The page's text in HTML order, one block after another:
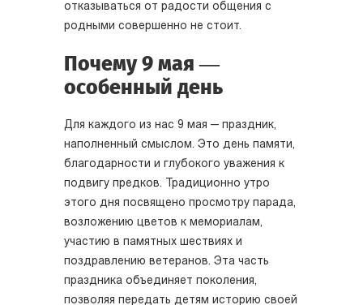
отказываться от радости общения с
родными совершенно не стоит.
Почему 9 мая —
особенный день
Для каждого из нас 9 мая — праздник,
наполненный смыслом. Это день памяти,
благодарности и глубокого уважения к
подвигу предков. Традиционно утро
этого дня посвящено просмотру парада,
возложению цветов к мемориалам,
участию в памятных шествиях и
поздравлению ветеранов. Эта часть
праздника объединяет поколения,
позволяя передать детям историю своей